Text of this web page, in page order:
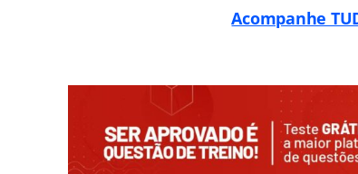
Acompanhe